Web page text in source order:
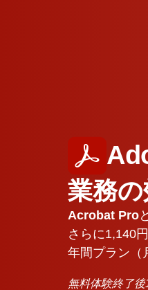
業務の
Acrobat Pro
さらに1,140
年間プラン
無料体験終了後